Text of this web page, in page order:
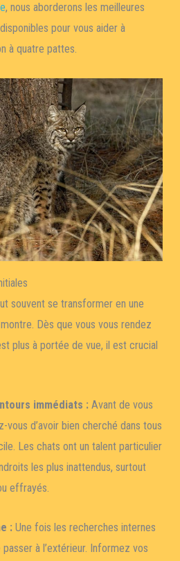
, nous aborderons les meilleures
pour vous aider à
à quatre pattes.
souvent se transformer en une
Dès que vous vous rendez
plus à portée de vue, il est crucial
immédiats : Avant de vous
vous d’avoir bien cherché dans tous
Les chats ont un talent particulier
les plus inattendus, surtout
effrayés.
: Une fois les recherches internes
à l’extérieur. Informez vos